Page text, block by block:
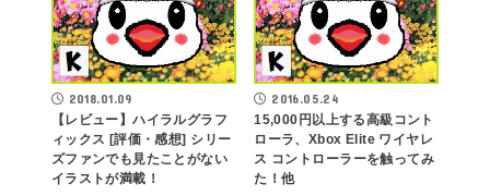
2018.01.09
【レビュー】ハイラルグラフ
ィックス [評価・感想] シリー
ズファンでも見たことがない
イラストが満載！
2016.05.24
15,000円以上する高級コント
ローラ、Xbox Elite ワイヤレ
ス コントローラーを触ってみ
た！他